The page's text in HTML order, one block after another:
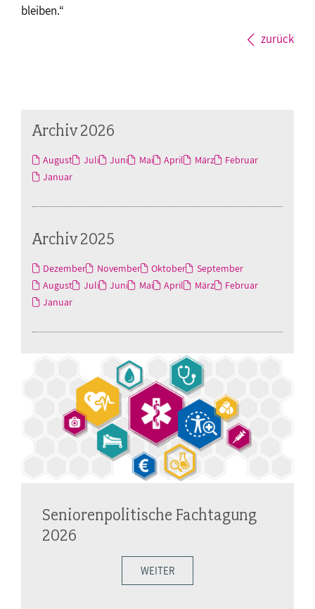
bleiben.“
zurück
Archiv 2026
August Juli Juni Mai April März
Februar
Januar
Archiv 2025
Dezember November Oktober
September
August
Juli Juni Mai April März
Februar
Januar
Seniorenpolitische Fachtagung
2026
WEITER